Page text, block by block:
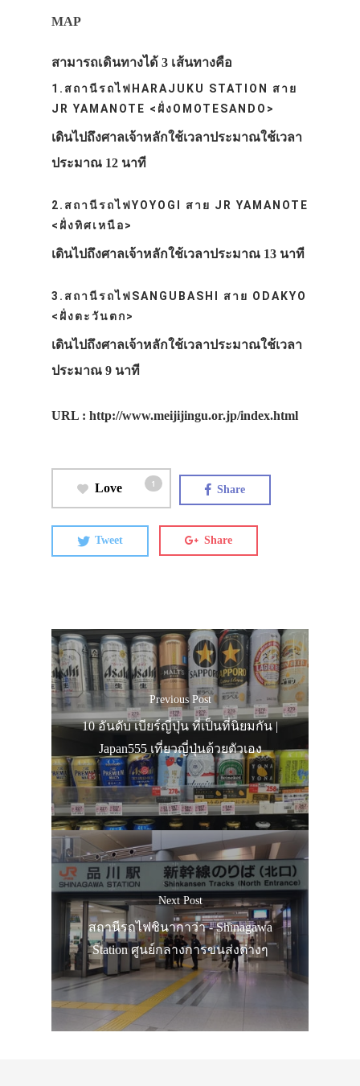
MAP
สามารถเดินทางได้ 3 เส้นทางคือ
1.สถานีรถไฟHARAJUKU STATION สาย
JR YAMANOTE <ฝั่งOMOTESANDO>
เดินไปถึงศาลเจ้าหลักใช้เวลาประมาณใช้เวลา
ประมาณ 12 นาที
2.สถานีรถไฟYOYOGI สาย JR YAMANOTE
<ฝั่งทิศเหนือ>
เดินไปถึงศาลเจ้าหลักใช้เวลาประมาณ 13 นาที
3.สถานีรถไฟSANGUBASHI สาย ODAKYO
<ฝั่งตะวันตก>
เดินไปถึงศาลเจ้าหลักใช้เวลาประมาณใช้เวลา
ประมาณ 9 นาที
URL : http://www.meijijingu.or.jp/index.html
Love 1 Share
Tweet Share
Previous Post
10 อันดับ เบียร์ญี่ปุ่น ที่เป็นที่นิยมกัน |
Japan555 เที่ยวญี่ปุ่นด้วยตัวเอง
Next Post
สถานีรถไฟชินากาว่า - Shinagawa
Station ศูนย์กลางการขนส่งต่างๆ